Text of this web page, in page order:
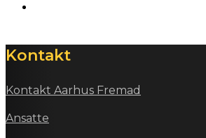
Kontakt
Kontakt Aarhus Fremad
Ansatte